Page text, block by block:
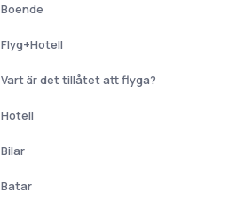
Boende
Flyg+Hotell
Vart är det tillåtet att flyga?
Hotell
Bilar
Batar